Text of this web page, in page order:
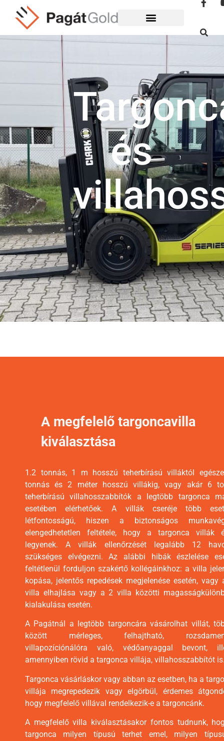
és
A megfelelő targoncavilla
kiválasztása
1.2 tonnás, 1 m hosszú teherbírású villáktól
tonnás és 2 méter hosszú villákig, vagy akár 6
teherbírású villahosszabbítók a legtöbb targonca
esetében elérhetőek. A villák cseréje több
létfontosságú, hiszen a biztonságos
elengedhetetlen feltétele, hogy a targonca villák
legyenek. A villák ellenőrzését legalább 12
szükséges elvégezni. Az alábbi hibák észlelése
feltétlenül forduljon szakértő kollégáinkhoz: a villa
kopása, jelentős repedések megjelenése esetén, vagy
villa elhajlása vagy a 2 villa közötti
kialakulása esetén.
A Pagátnál a legtöbb targoncára vásárolhat villát,
között mérleges, felhajtható,
villapozíciónálóra való, védőanyaggal bevont,
amennyiben rövid a targonca villája, villahosszabbítót
Targonca vásárláskor vagy abban az esetben, ha a
villája megrepedezik vagy elgörbül, érdemes
hogy megfelelő villával rendelkezik-e a targoncánk.
A megfelelő villa kiválasztásakor fontos tudnunk,
targonca milyen típusú terhet emel, milyen